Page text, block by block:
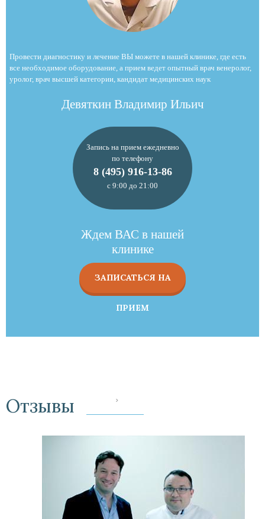
Провести диагностику и лечение ВЫ можете в нашей клинике, где есть
все необходимое оборудование, а прием ведет опытный врач венеролог,
уролог, врач высшей категории, кандидат медицинских наук
Девяткин Владимир Ильич
Запись на прием ежедневно
по телефону
8 (495) 916-13-86
с 9:00 до 21:00
Ждем ВАС в нашей
клинике
ЗАПИСАТЬСЯ НА
ПРИЕМ
Отзывы ‹